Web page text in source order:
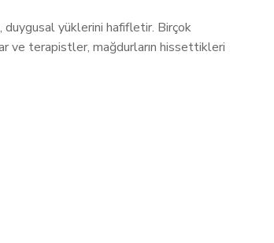
duygusal yüklerini hafifletir. Birçok
ve terapistler, mağdurların hissettikleri